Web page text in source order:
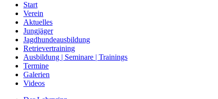
Start
Verein
Aktuelles
Jungjäger
Jagdhundeausbildung
Retrievertraining
Ausbildung | Seminare | Trainings
Termine
Galerien
Videos